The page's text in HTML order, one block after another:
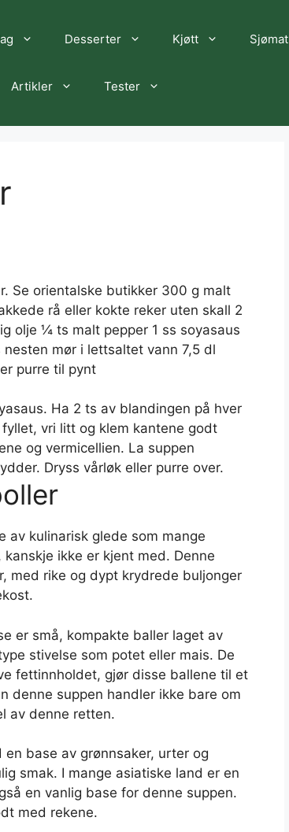
Desserter Kjøtt Sjømat
Artikler Tester
Se orientalske butikker 300 g malt
rå eller kokte reker uten skall 2
olje ¼ ts malt pepper 1 ss soyasaus
mør i lettsaltet vann 7,5 dl
purre til pynt
Ha 2 ts av blandingen på hver
vri litt og klem kantene godt
og vermicellien. La suppen
Dryss vårløk eller purre over.
av kulinarisk glede som mange
ikke er kjent med. Denne
med rike og dypt krydrede buljonger
er små, kompakte baller laget av
stivelse som potet eller mais. De
fettinnholdet, gjør disse ballene til et
denne suppen handler ikke bare om
av denne retten.
base av grønnsaker, urter og
smak. I mange asiatiske land er en
en vanlig base for denne suppen.
med rekene.